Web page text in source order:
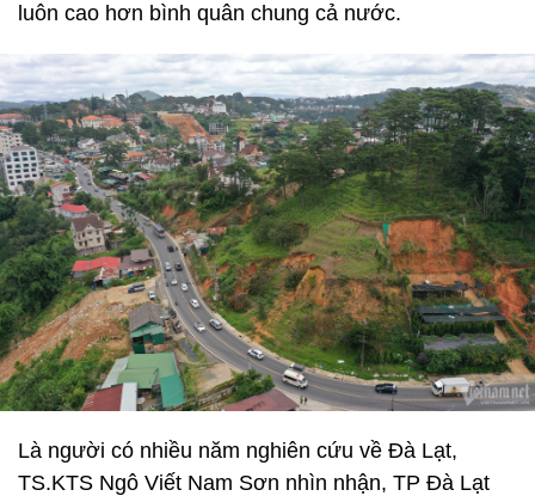
luôn cao hơn bình quân chung cả nước.
Là người có nhiều năm nghiên cứu về Đà Lạt,
TS.KTS Ngô Viết Nam Sơn nhìn nhận, TP Đà Lạt